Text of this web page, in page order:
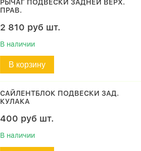
РЫЧАГ ПОДВЕСКИ ЗАДНЕЙ ВЕРХ.
ПРАВ.
2 810 руб шт.
В наличии
В корзину
САЙЛЕНТБЛОК ПОДВЕСКИ ЗАД.
КУЛАКА
400 руб шт.
В наличии